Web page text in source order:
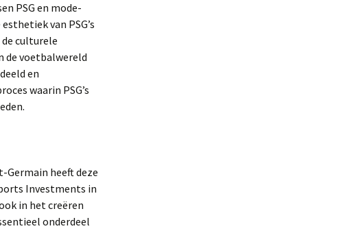
PSG en mode-
van PSG’s
culturele
de voetbalwereld
en
waarin PSG’s
Germain heeft deze
Investments in
in het creëren
onderdeel